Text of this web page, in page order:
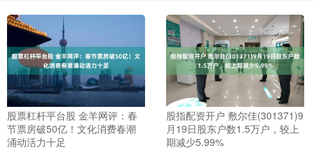
股票杠杆平台股 金羊网评：春
节票房破50亿！文化消费春潮
涌动活力十足
股指配资开户 敷尔佳(301371)9
月19日股东户数1.5万户，较上
期减少5.99%